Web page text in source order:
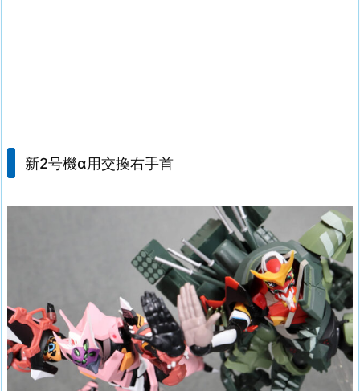
新2号機α用交換右手首